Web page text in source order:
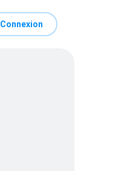
Connexion